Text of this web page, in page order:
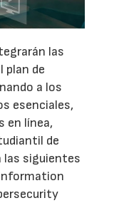
las
plan de
a los
esenciales,
en línea,
de
las siguientes